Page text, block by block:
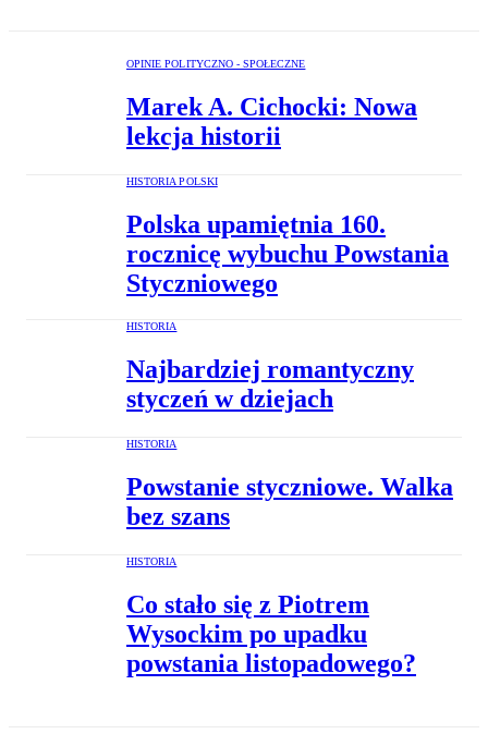
OPINIE POLITYCZNO - SPOŁECZNE
Marek A. Cichocki: Nowa
lekcja historii
HISTORIA POLSKI
Polska upamiętnia 160.
rocznicę wybuchu Powstania
Styczniowego
HISTORIA
Najbardziej romantyczny
styczeń w dziejach
HISTORIA
Powstanie styczniowe. Walka
bez szans
HISTORIA
Co stało się z Piotrem
Wysockim po upadku
powstania listopadowego?